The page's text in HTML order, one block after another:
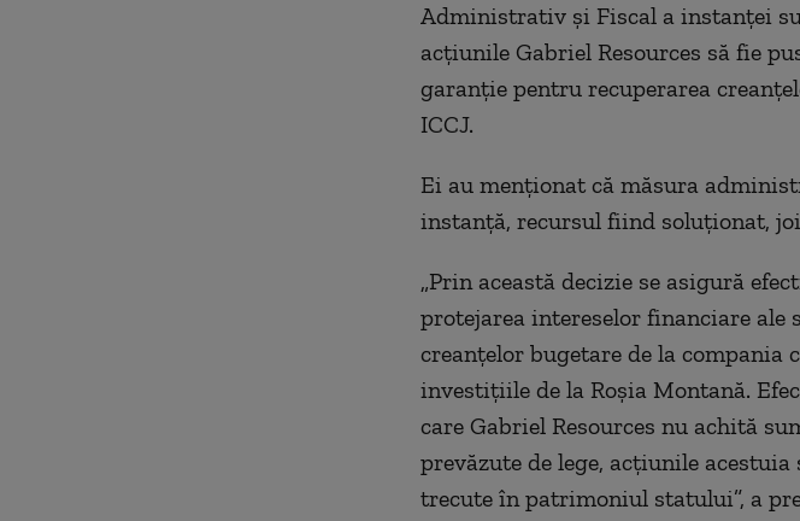
Administrativ şi Fiscal a instanţei
acţiunile Gabriel Resources să fie
garanţie pentru recuperarea
ICCJ.
Ei au menţionat că măsura
instanţă, recursul fiind soluţionat,
„Prin această decizie se asigură
protejarea intereselor financiare ale
creanţelor bugetare de la
investiţiile de la Roşia Montană.
care Gabriel Resources nu achită
prevăzute de lege, acţiunile
trecute în patrimoniul statului”, a